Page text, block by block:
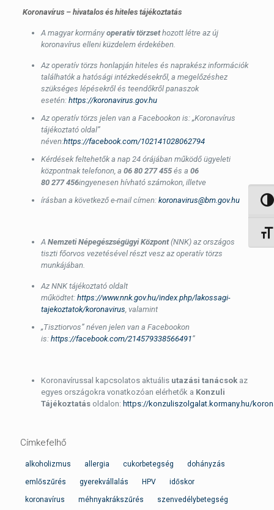
Koronavírus – hivatalos és hiteles tájékoztatás
A magyar kormány operatív törzsethozott létre az új
koronavírus elleni küzdelem érdekében.
Az operatív törzs honlapján hiteles és naprakész információk
találhatók a hatósági intézkedésekről, a megelőzéshez
szükséges lépésekről és teendőkről panaszok
esetén: https://koronavirus.gov.hu
Az operatív törzs jelen van a Facebookon is: „Koronavírus
tájékoztató oldal”
néven:https://facebook.com/102141028062794
Kérdések feltehetők a nap 24 órájában működő ügyeleti
központnak telefonon, a 06 80 277 455és a 06
80 277 456ingyenesen hívható számokon, illetve
írásban a következő e-mail címen: koronavirus@bm.gov.hu
A Nemzeti Népegészségügyi Központ(NNK) az országos
tiszti főorvos vezetésével részt vesz az operatív törzs
munkájában.
Az NNK tájékoztató oldalt
működtet: https://www.nnk.gov.hu/index.php/lakossagi-
tajekoztatok/koronavirus, valamint
„Tisztiorvos” néven jelen van a Facebookon
is: https://facebook.com/214579338566491”
Koronavírussal kapcsolatos aktuális utazási tanácsokaz
egyes országokra vonatkozóan elérhetők a Konzuli
Tájékoztatásoldalon: https://konzuliszolgalat.kormany.hu/
Címkefelhő
alkoholizmus allergia cukorbetegség dohányzás
emlőszűrés gyerekvállalás HPV időskor
koronavírus méhnyakrákszűrés szenvedélybetegség